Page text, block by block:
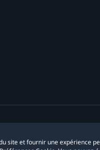
site et fournir une expérience